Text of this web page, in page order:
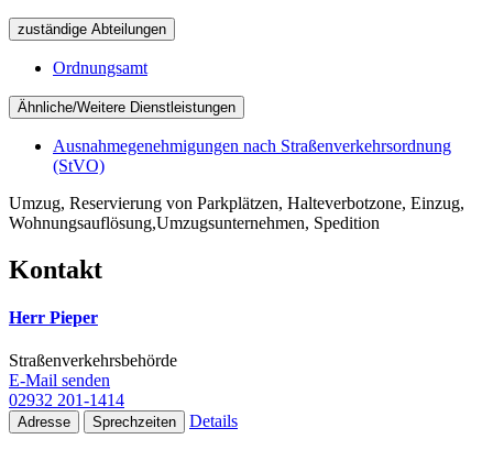
zuständige Abteilungen
Ordnungsamt
Ähnliche/Weitere Dienstleistungen
Ausnahmegenehmigungen nach Straßenverkehrsordnung
(StVO)
Umzug, Reservierung von Parkplätzen, Halteverbotzone, Einzug,
Wohnungsauflösung,Umzugsunternehmen, Spedition
Kontakt
Herr Pieper
Straßenverkehrsbehörde
E-Mail senden
02932 201-1414
Adresse Sprechzeiten Details